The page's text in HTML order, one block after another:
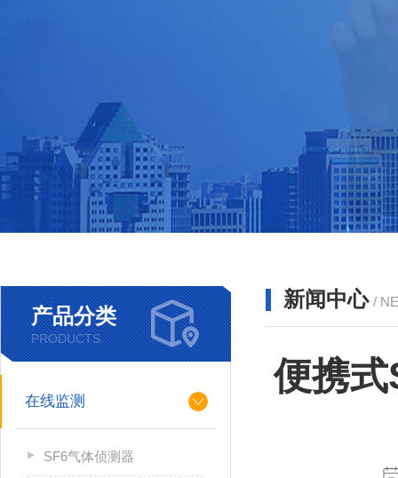
产品分类
PRODUCTS
在线监测
SF6气体侦测器
新闻中心 /
便携